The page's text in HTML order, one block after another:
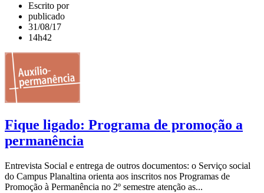
Escrito por
publicado
31/08/17
14h42
Fique ligado: Programa de promoção a
permanência
Entrevista Social e entrega de outros documentos: o Serviço social
do Campus Planaltina orienta aos inscritos nos Programas de
Promoção à Permanência no 2º semestre atenção as...